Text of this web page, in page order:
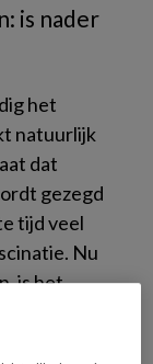
is nader
het
natuurlijk
dat
gezegd
tijd veel
Nu
is het
worden